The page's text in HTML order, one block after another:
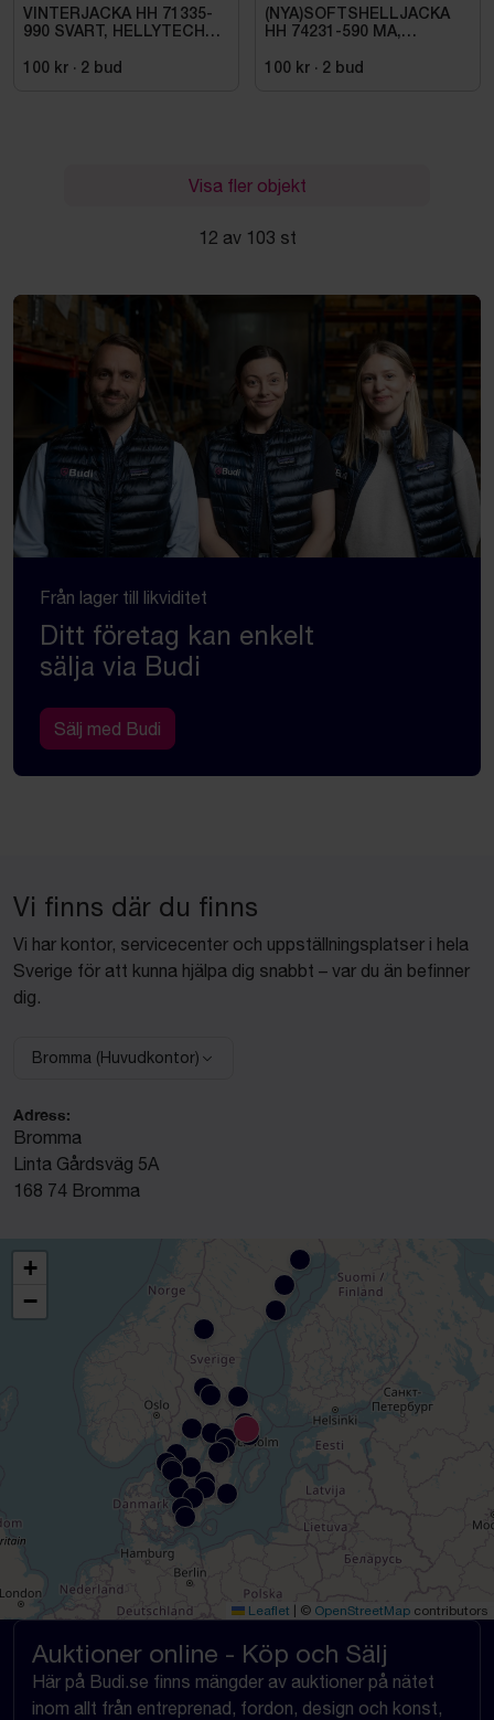
VINTERJACKA HH 71335-
990 SVART, HELLYTECH
100 kr · 2 bud
(NYA)SOFTSHELLJACKA
HH 74231-590 MA,
100 kr · 2 bud
Visa fler objekt
12 av 103 st
Från lager till likviditet
Ditt företag kan enkelt
sälja via Budi
Sälj med Budi
Vi finns där du finns
Vi har kontor, servicecenter och uppställningsplatser i hela
Sverige för att kunna hjälpa dig snabbt – var du än befinner
dig.
Välj anläggning:
Bromma (Huvudkontor)
Adress:
Bromma
Linta Gårdsväg 5A
168 74 Bromma
+
−
Leaflet © OpenStreetMap contributors
Auktioner online - Köp och Sälj
Här på Budi.se finns mängder av auktioner på nätet
inom allt från entreprenad, fordon, design och konst,